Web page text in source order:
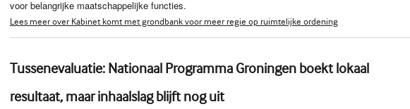
voor belangrijke maatschappelijke functies.
Lees meer over Kabinet komt met grondbank voor meer regie op ruimtelijke ordening
Tussenevaluatie: Nationaal Programma Groningen boekt lokaal
resultaat, maar inhaalslag blijft nog uit